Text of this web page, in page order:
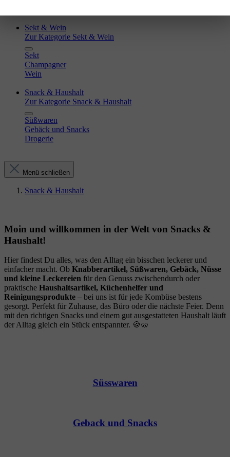
Sekt & Wein
Zur Kategorie Sekt & Wein
Sekt
Champagner
Wein
Snack & Haushalt
Zur Kategorie Snack & Haushalt
Süßwaren
Gebäck und Snacks
Drogerie
Menü schließen
Snack & Haushalt
Moin und willkommen in der Welt von Snacks &
Haushalt!
Hier findest Du alles, was den Alltag ein bisschen leckerer und
einfacher macht. Ob Knabberartikel, Süßwaren, Gebäck, Nüsse
und kleine Leckereien für den Genuss zwischendurch oder
praktische Haushaltsartikel, Küchenhelfer und
Reinigungsprodukte – bei uns ist für jede Kombüse bestens
gesorgt. Perfekt für Zuhause, das Büro oder die nächste Feier. Denn
mit den richtigen Snacks und einem gut ausgestatteten Haushalt läuft
der Alltag gleich ein Stück entspannter. 🍪🥨
Süsswaren
Geback und Snacks